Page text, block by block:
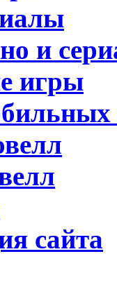
и
игры
сайта